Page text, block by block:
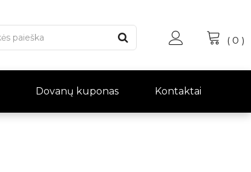
( 0 )
Dovanų kuponas Kontaktai